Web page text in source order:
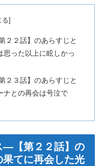
２話】のあらすじと
った以上に眩しかっ
３話】のあらすじと
との再会は号泣で
―【第２２話】の
てに再会した光